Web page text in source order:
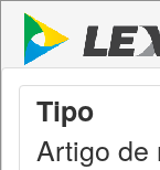
Tipo
Artigo de